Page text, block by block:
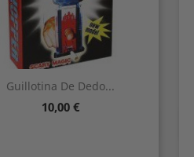
Guillotina De Dedo...
Precio
10,00 €